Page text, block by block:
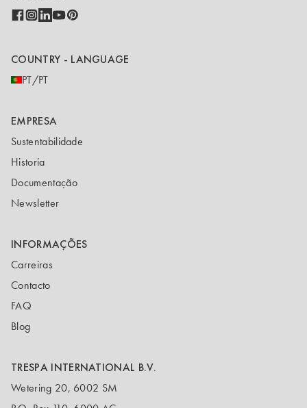
COUNTRY - LANGUAGE
PT/PT
EMPRESA
Sustentabilidade
Historia
Documentação
Newsletter
INFORMAÇÕES
Carreiras
Contacto
FAQ
Blog
TRESPA INTERNATIONAL B.V.
Wetering 20, 6002 SM